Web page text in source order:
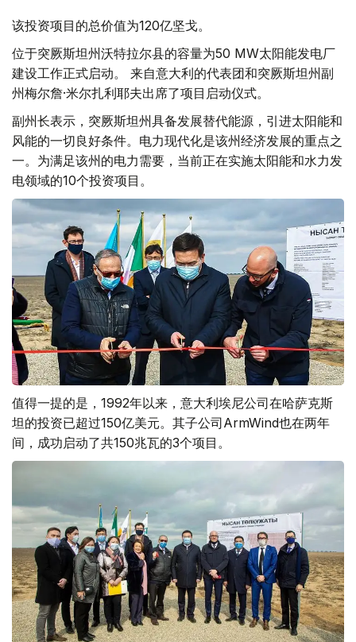
该投资项目的总价值为120亿坚戈。
位于突厥斯坦州沃特拉尔县的容量为50 MW太阳能发电厂
建设工作正式启动。 来自意大利的代表团和突厥斯坦州副
州梅尔詹·米尔扎利耶夫出席了项目启动仪式。
副州长表示，突厥斯坦州具备发展替代能源，引进太阳能和
风能的一切良好条件。电力现代化是该州经济发展的重点之
一。为满足该州的电力需要，当前正在实施太阳能和水力发
电领域的10个投资项目。
值得一提的是，1992年以来，意大利埃尼公司在哈萨克斯
坦的投资已超过150亿美元。其子公司ArmWind也在两年
间，成功启动了共150兆瓦的3个项目。